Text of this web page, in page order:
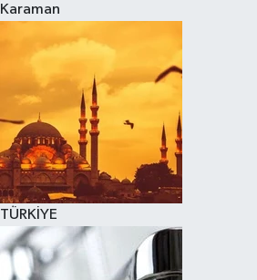
Karaman
TÜRKİYE